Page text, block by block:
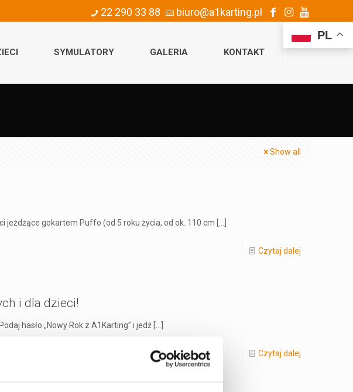
22 290 33 88 biuro@a1karting.pl
SYMULATORY GALERIA KONTAKT
PL
Show all
gokartem Puffo (od 5 roku życia, od ok. 110 cm
Czytaj dalej
i dla dzieci!
hasło „Nowy Rok z A1Karting” i jedź
Czytaj dalej